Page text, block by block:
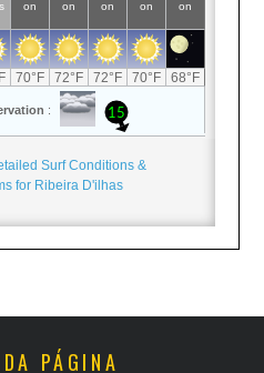
Surf Conditions &
for Ribeira D'ilhas
PÁGINA